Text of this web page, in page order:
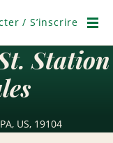
/ S’inscrire
Station
US, 19104